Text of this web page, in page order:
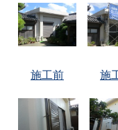
施工前 施